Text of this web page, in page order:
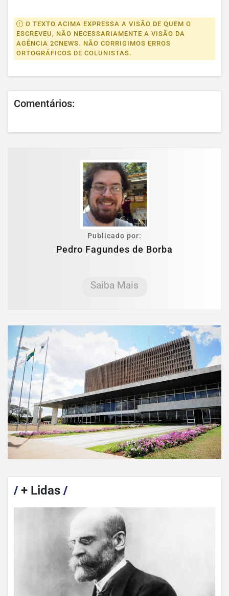
O TEXTO ACIMA EXPRESSA A VISÃO DE QUEM O
ESCREVEU, NÃO NECESSARIAMENTE A VISÃO DA
AGÊNCIA 2CNEWS. NÃO CORRIGIMOS ERROS
ORTOGRÁFICOS DE COLUNISTAS.
Comentários:
Publicado por:
Pedro Fagundes de Borba
Saiba Mais
/+ Lidas /